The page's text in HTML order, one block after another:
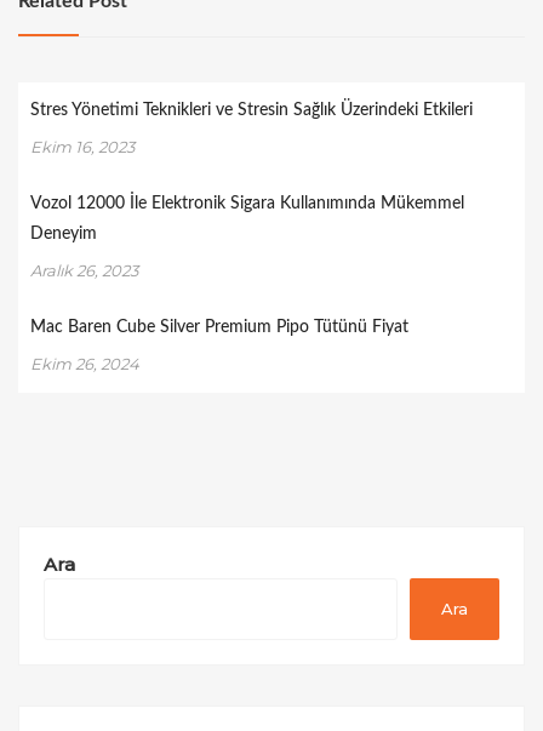
Stres Yönetimi Teknikleri ve Stresin Sağlık Üzerindeki Etkileri
Ekim 16, 2023
Vozol 12000 İle Elektronik Sigara Kullanımında Mükemmel
Deneyim
Aralık 26, 2023
Mac Baren Cube Silver Premium Pipo Tütünü Fiyat
Ekim 26, 2024
Ara
Ara